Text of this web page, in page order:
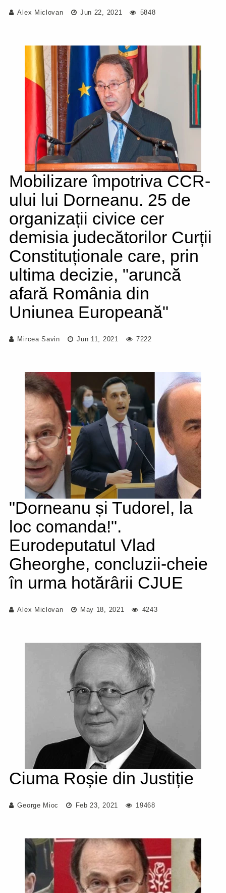
Alex Miclovan Jun 22, 2021 5848
Mobilizare împotriva CCR-
ului lui Dorneanu. 25 de
organizații civice cer
demisia judecătorilor Curții
Constituționale care, prin
ultima decizie, "aruncă
afară România din
Uniunea Europeană"
Mircea Savin Jun 11, 2021 7222
"Dorneanu și Tudorel, la
loc comanda!".
Eurodeputatul Vlad
Gheorghe, concluzii-cheie
în urma hotărârii CJUE
Alex Miclovan May 18, 2021 4243
Ciuma Roșie din Justiție
George Mioc Feb 23, 2021 19468